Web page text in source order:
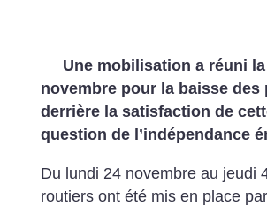
Une mobilisation a réuni
novembre pour la baisse
derrière la satisfaction de
question de l’indépendance
Du lundi 24 novembre au jeudi
routiers ont été mis en place